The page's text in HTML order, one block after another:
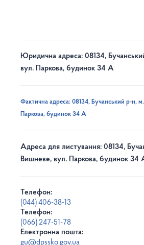
Юридична адреса: 08134,
вул. Паркова, будинок 34 А
Фактична адреса: 08134, Бучанський р-н,
Паркова, будинок 34 А
Адреса для листування: 08134,
Вишневе, вул. Паркова, будинок 34
Телефон:
(044) 406-38-13
Телефон:
(066) 247-51-78
Електронна пошта:
gu@dpssko.gov.ua